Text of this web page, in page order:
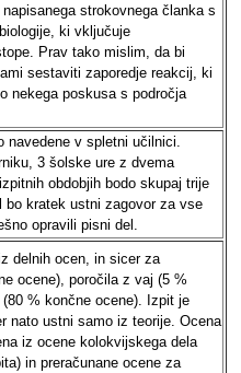
strokovnega članka s
ki vključuje
Prav tako mislim, da bi
sestaviti zaporedje reakcij, ki
nekega poskusa s področja
navedene v spletni učilnici.
3 šolske ure z dvema
obdobjih bodo skupaj trije
bo kratek ustni zagovor za vse
opravili pisni del.
delnih ocen, in sicer za
ocene), poročila z vaj (5 %
% končne ocene). Izpit je
nato ustni samo iz teorije. Ocena
iz ocene kolokvijskega dela
in preračunane ocene za